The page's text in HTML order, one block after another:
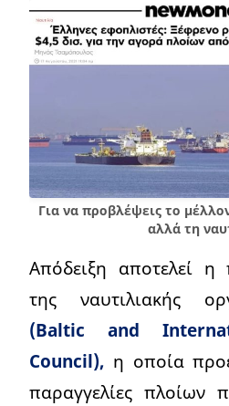
Για να προβλέψεις το
αλλά τη
Απόδειξη αποτελεί η
της ναυτιλιακής
(Baltic and
Council), η οποία
παραγγελίες πλοίων